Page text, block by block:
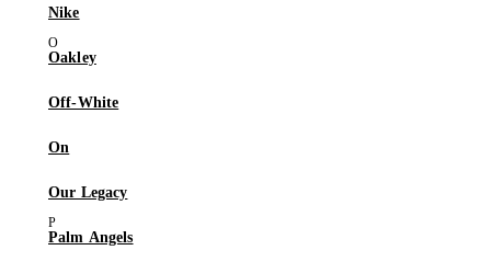
Nike
Oakley
Off-White
On
Our Legacy
Palm Angels